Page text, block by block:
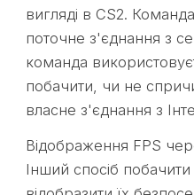
вигляді в CS2. Команда
поточне з'єднання з
команда
побачити, чи не
власне з'єднання з
Відображення FPS
Інший спосіб